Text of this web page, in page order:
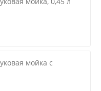
мойка с